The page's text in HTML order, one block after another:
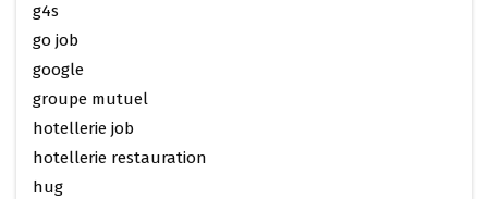
g4s
go job
google
groupe mutuel
hotellerie job
hotellerie restauration
hug